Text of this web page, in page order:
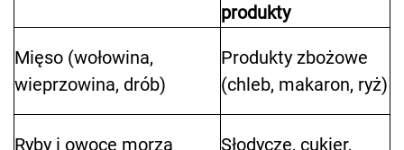
produkty
Mięso (wołowina,
wieprzowina, drób)
Produkty zbożowe
(chleb, makaron, ryż)
Ryby i owoce morza
Słodycze, cukier,